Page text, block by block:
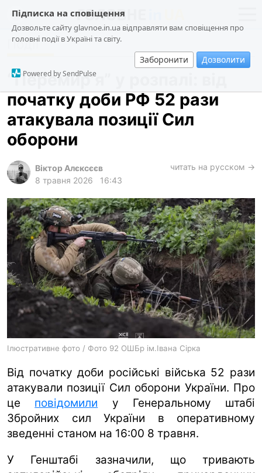
Підписка на сповіщення
Дозвольте сайту glavnoe.in.ua відправляти вам сповіщення про
головні події в Україні та світу.
Заборонити Дозволити
Powered by SendPulse
новини
про проєкт
суспільство
події
кримінал
харків
архів
gambling
ua ru en
Події
“Перемирʼя” у розпалі: від
початку доби РФ 52 рази
атакувала позиції Сил
оборони
Віктор Алєксєєв
8 травня 2026
16:43
читать на русском →
Ілюстративне фото / Фото 92 ОШБр ім.Івана Сірка
Від початку доби російські війська 52 рази
атакували позиції Сил оборони України. Про
це повідомили у Генеральному штабі
Збройних сил України в оперативному
зведенні станом на 16:00 8 травня.
У Генштабі зазначили, що тривають